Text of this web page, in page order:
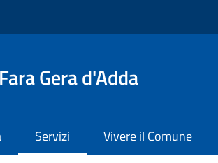
Gera d'Adda
Servizi Vivere il Comune